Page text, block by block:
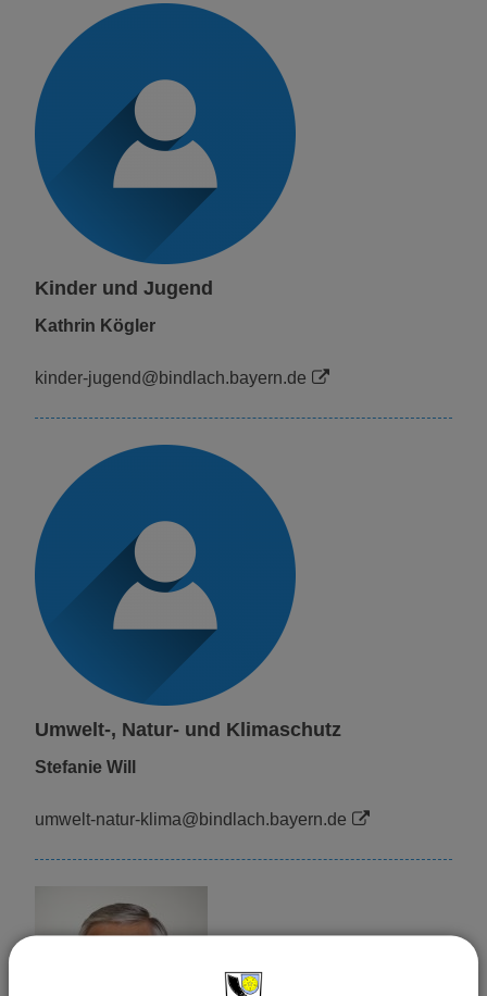
Kinder und Jugend
Kathrin Kögler
kinder-jugend@bindlach.bayern.de
Umwelt-, Natur- und Klimaschutz
Stefanie Will
umwelt-natur-klima@bindlach.bayern.de